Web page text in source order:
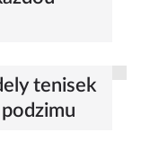
tenisek